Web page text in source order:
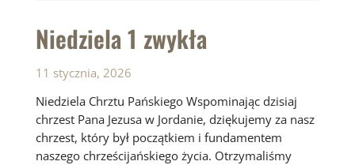
Niedziela 1 zwykła
11 stycznia, 2026
Niedziela Chrztu Pańskiego Wspominając dzisiaj
chrzest Pana Jezusa w Jordanie, dziękujemy za nasz
chrzest, który był początkiem i fundamentem
naszego chrześcijańskiego życia. Otrzymaliśmy